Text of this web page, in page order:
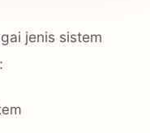
jenis sistem